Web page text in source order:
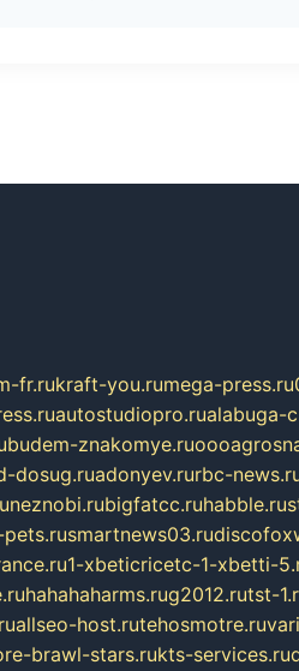
fr.rukraft-you.rumega-press.ru
autostudiopro.rualabuga-
budem-znakomye.ru
dosug.ruadonyev.rurbc-
neznobi.rubigfatcc.ruhabble.ru
smartnews03.ru
1-xbeticricetc-1-xbetti-
hahahaharms.rug2012.rutst-
allseo-host.rutehosmotre.ru
brawl-stars.rukts-services.ru